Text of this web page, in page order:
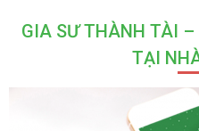
GIA SƯ THÀNH TÀI –
TẠI